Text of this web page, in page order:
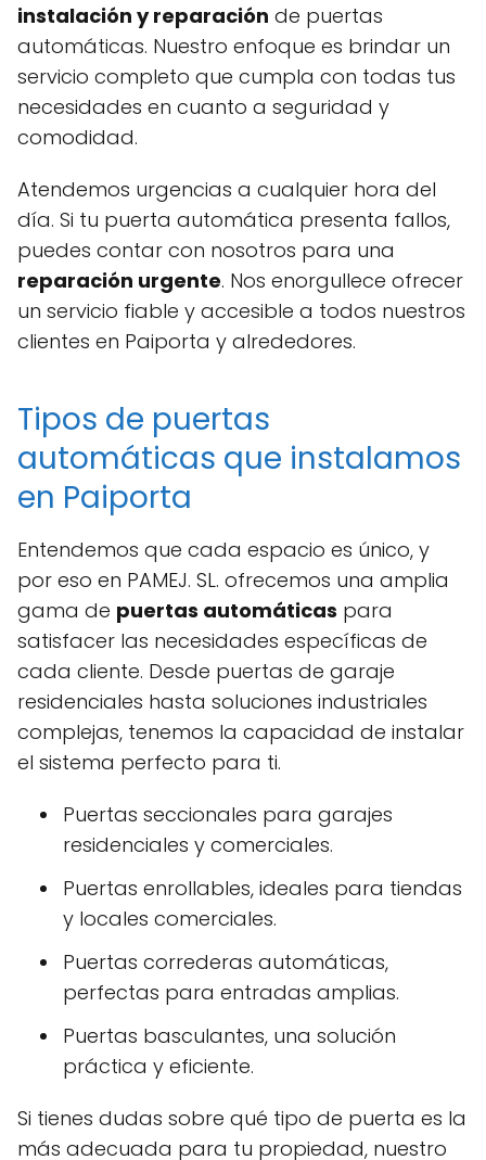
instalación y reparación de puertas
automáticas. Nuestro enfoque es brindar un
servicio completo que cumpla con todas tus
necesidades en cuanto a seguridad y
comodidad.
Atendemos urgencias a cualquier hora del
día. Si tu puerta automática presenta fallos,
puedes contar con nosotros para una
reparación urgente. Nos enorgullece ofrecer
un servicio fiable y accesible a todos nuestros
clientes en Paiporta y alrededores.
Tipos de puertas
automáticas que instalamos
en Paiporta
Entendemos que cada espacio es único, y
por eso en PAMEJ. SL. ofrecemos una amplia
gama de puertas automáticas para
satisfacer las necesidades específicas de
cada cliente. Desde puertas de garaje
residenciales hasta soluciones industriales
complejas, tenemos la capacidad de instalar
el sistema perfecto para ti.
Puertas seccionales para garajes
residenciales y comerciales.
Puertas enrollables, ideales para tiendas
y locales comerciales.
Puertas correderas automáticas,
perfectas para entradas amplias.
Puertas basculantes, una solución
práctica y eficiente.
Si tienes dudas sobre qué tipo de puerta es la
más adecuada para tu propiedad, nuestro